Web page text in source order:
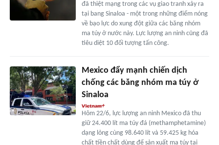
đã thiệt mạng trong các vụ giao tranh xảy ra
tại bang Sinaloa - một trong những điểm nóng
về bạo lực do xung đột giữa các băng nhóm
ma túy ở nước này. Lực lượng an ninh cũng đã
tiêu diệt 10 đối tượng tấn công.
Mexico đẩy mạnh chiến dịch
chống các băng nhóm ma túy ở
Sinaloa
Hôm 22/6, lực lượng an ninh Mexico đã thu
giữ 24.400 lít ma túy đá (methamphetamine)
dạng lỏng cùng 98.640 lít và 59.425 kg hóa
chất tiền chất dùng để sản xuất ma túy tại